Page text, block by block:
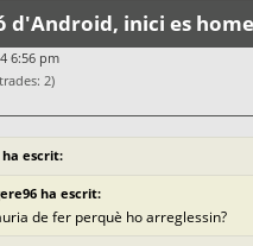
d'Android, inici es
6:56 pm
2)
escrit:
ha escrit:
de fer perquè ho arreglessin?